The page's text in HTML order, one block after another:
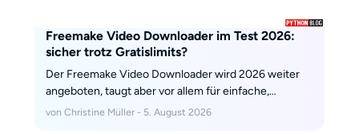
Freemake Video Downloader im Test 2026:
sicher trotz Gratislimits?
Der Freemake Video Downloader wird 2026 weiter
angeboten, taugt aber vor allem für einfache,
unterstützte Quellen. Dieser Test ordnet Sicherheit
von Christine Müller - 5. August 2026